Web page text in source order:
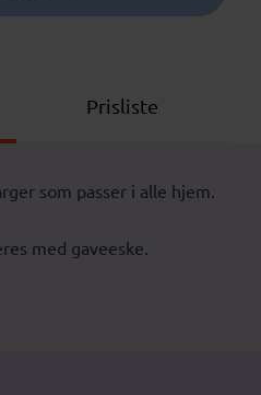
Prisliste
som passer i alle hjem.
med gaveeske.